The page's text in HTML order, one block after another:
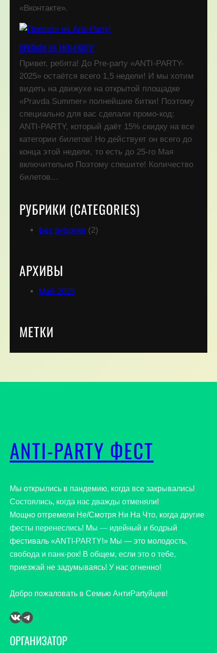
«Вконтакте».
ПРЕПАТИ НА ANTI-PARTY!
Привет, ребята! До Pre-party «ANTI-PARTY-
2025» остаётся всего 1,5 недели! И мы хотим
видеть на движухе на открытой площадке
«Pravda Summer» полнейшие битки! Поэтому
специально для вас сделали промо-код:
ANTI-PARTY, который даёт 15% скидку на все
категории билетов! Но действует он всего до
конца этой недели, то есть до 25-го Мая
включительно Поэтому спешите! Количество
билетов…
РУБРИКИ (CATEGORIES)
Без рубрики (2)
АРХИВЫ
Май 2025
МЕТКИ
ANTI-PARTY ФЕСТ
Мы открылись в пандемию, когда все закрывались!
Состоялись, когда нас дважды отменяли!
Мощно отгремели Не/Смотря Ни На Что, когда другие
фесты перенеслись! Мы — идейный и бодрый
фестиваль «ANTI-PARTY!» Мы — это молодость,
свобода и панк-рок! В общем, если это о тебе,
приезжай не задумываясь! У нас огненно!
Добро пожаловать в Семью АнтиPartyйцев!
ВКонтакте Telegram
ОРГАНИЗАТОР